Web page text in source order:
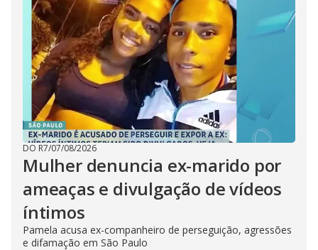
DO R7/07/08/2026
Mulher denuncia ex-marido por
ameaças e divulgação de vídeos
íntimos
Pamela acusa ex-companheiro de perseguição, agressões
e difamação em São Paulo